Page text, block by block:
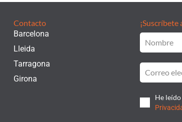
Contacto
Barcelona
Lleida
Tarragona
Girona
He